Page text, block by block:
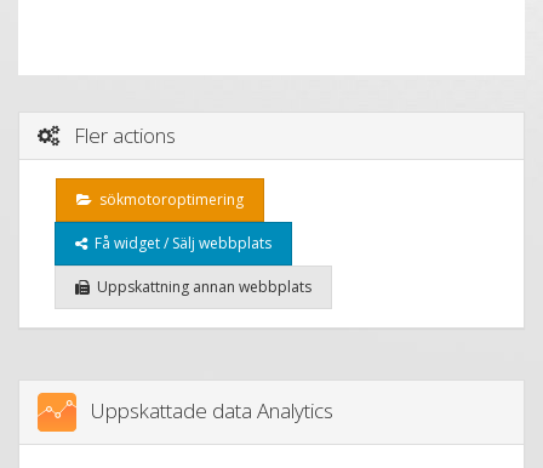
Fler actions
sökmotoroptimering
Få widget / Sälj webbplats
Uppskattning annan webbplats
Uppskattade data Analytics